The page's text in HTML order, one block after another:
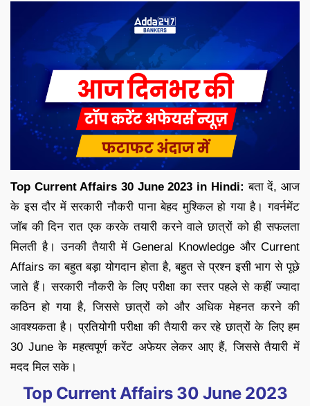
Top Current Affairs 30 June 2023 in Hindi: बता दें, आज
के इस दौर में सरकारी नौकरी पाना बेहद मुश्किल हो गया है। गवर्नमेंट
जॉब की दिन रात एक करके तयारी करने वाले छात्रों को ही सफलता
मिलती है। उनकी तैयारी में General Knowledge और Current
Affairs का बहुत बड़ा योगदान होता है, बहुत से प्रश्न इसी भाग से पूछे
जाते हैं। सरकारी नौकरी के लिए परीक्षा का स्तर पहले से कहीं ज्यादा
कठिन हो गया है, जिससे छात्रों को और अधिक मेहनत करने की
आवश्यकता है। प्रतियोगी परीक्षा की तैयारी कर रहे छात्रों के लिए हम
30 June के महत्वपूर्ण करेंट अफेयर लेकर आए हैं, जिससे तैयारी में
मदद मिल सके।
Top Current Affairs 30 June 2023